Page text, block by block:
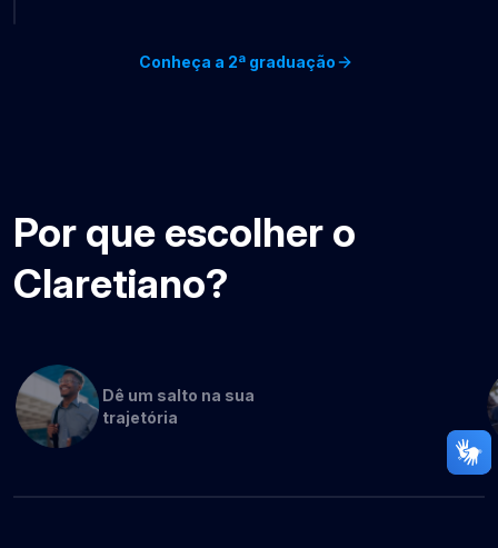
Conheça a 2ª graduação
Por que escolher o
Claretiano?
Dê um salto na sua
trajetória